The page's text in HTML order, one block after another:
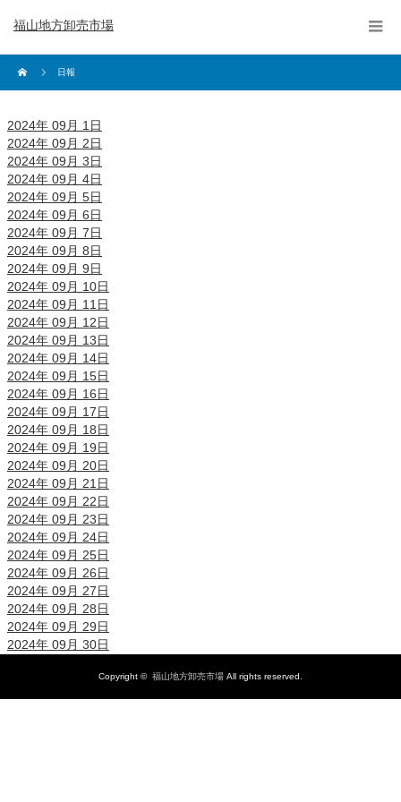
福山地方卸売市場
日報
2024年 09月 1日
2024年 09月 2日
2024年 09月 3日
2024年 09月 4日
2024年 09月 5日
2024年 09月 6日
2024年 09月 7日
2024年 09月 8日
2024年 09月 9日
2024年 09月 10日
2024年 09月 11日
2024年 09月 12日
2024年 09月 13日
2024年 09月 14日
2024年 09月 15日
2024年 09月 16日
2024年 09月 17日
2024年 09月 18日
2024年 09月 19日
2024年 09月 20日
2024年 09月 21日
2024年 09月 22日
2024年 09月 23日
2024年 09月 24日
2024年 09月 25日
2024年 09月 26日
2024年 09月 27日
2024年 09月 28日
2024年 09月 29日
2024年 09月 30日
Copyright © 福山地方卸売市場 All rights reserved.